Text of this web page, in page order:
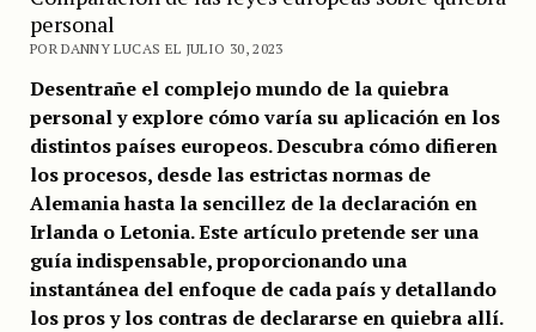
personal
POR DANNY LUCAS EL JULIO 30, 2023
Desentrañe el complejo mundo de la quiebra
personal y explore cómo varía su aplicación en los
distintos países europeos. Descubra cómo difieren
los procesos, desde las estrictas normas de
Alemania hasta la sencillez de la declaración en
Irlanda o Letonia. Este artículo pretende ser una
guía indispensable, proporcionando una
instantánea del enfoque de cada país y detallando
los pros y los contras de declararse en quiebra allí.